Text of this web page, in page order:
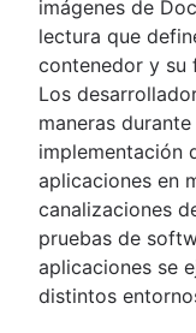
imágenes de
lectura que
contenedor y su
Los
maneras
implementación
aplicaciones en
canalizaciones
pruebas de
aplicaciones se
distintos